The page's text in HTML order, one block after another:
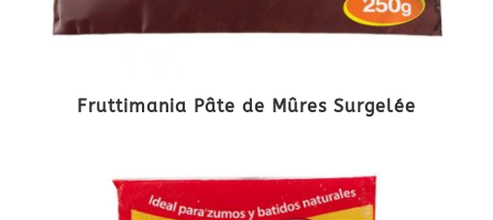
Fruttimania Pâte de Mûres Surgelée